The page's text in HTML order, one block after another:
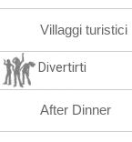
Villaggi turistici
Divertirti
After Dinner